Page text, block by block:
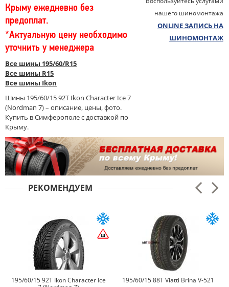
Крыму ежедневно без
предоплат.
*Актуальную цену необходимо
уточнить у менеджера
Все шины 195/60/R15
Все шины R15
Все шины Ikon
Шины 195/60/15 92T Ikon Character Ice 7
(Nordman 7) – описание, цены, фото.
Купить в Симферополе с доставкой по
Крыму.
нашего шиномонтажа
ONLINE ЗАПИСЬ НА
ШИНОМОНТАЖ
РЕКОМЕНДУЕМ
195/60/15 88T Viatti Brina V-521
195/60/15 92T NEXEN